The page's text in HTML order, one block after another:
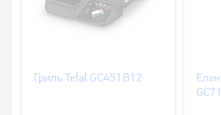
Гриль Tefal GC451B12